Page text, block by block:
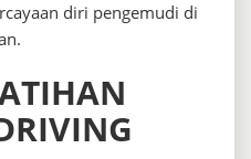
diri pengemudi di